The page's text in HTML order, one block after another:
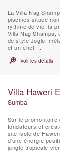
La Villa Nag
piscines située
rythme de vie, la
Villa Nag
de style Joglo,
et un chef ...
Voir les détails
Villa Haweri
Sumba
Sur le promontoire
fondateurs et
site isolé de
d'une énergie
jungle tropicale